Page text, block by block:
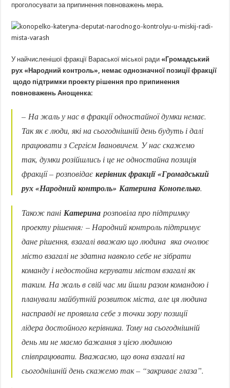
проголосувати за припинення повноважень мера.
У найчисленішої фракції Вараської міської ради «Громадський
рух «Народний контроль», немає однозначної позиції фракції
щодо підтримки проекту рішення про припинення
повноважень Анощенка:
– На жаль у нас в фракції одностайної думки немає.
Так як є люди, які на сьогоднішній день будуть і далі
працювати з Сергієм Івановичем. У нас скажемо
так, думки розійшлись і це не одностайна позиція
фракції –розповідаєкерівник фракції «Громадський
рух «Народний контроль» Катерина Конопелько.
Також пані Катерина розповіла про підтримку
проекту рішення: – Народний контроль підтримує
дане рішення, взагалі вважаю що людина яка очолює
місто взагалі не здатна навколо себе не зібрати
команду і недостойна керувати містом взагалі як
таким. На жаль в свій час ми йшли разом командою і
планували майбутній розвиток міста, але ця людина
насправді не проявила себе з точки зору позиції
лідера достойного керівника. Тому на сьогоднішній
день ми не маємо бажання з цією людиною
співпрацювати. Вважаємо, що вона взагалі на
сьогоднішній день скажемо так – “закриває глаза”.